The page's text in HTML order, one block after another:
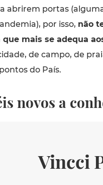
abrirem portas
por isso, não
que mais se adequa
de campo, de
do País.
novos a
Vincci